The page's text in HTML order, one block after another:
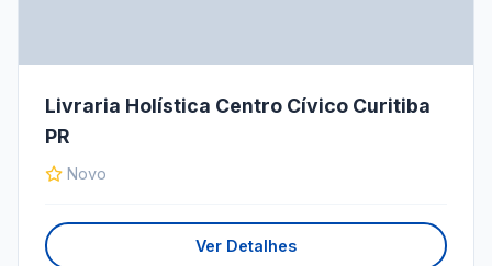
Livraria Holística Centro Cívico Curitiba
PR
Novo
Ver Detalhes